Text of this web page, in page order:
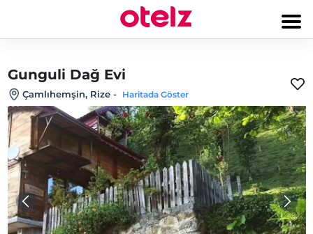
Gunguli Dağ Evi
Çamlıhemşin, Rize - Haritada Göster